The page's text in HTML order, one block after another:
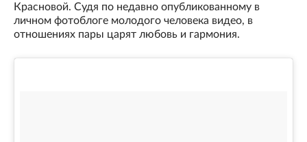
Красновой. Судя по недавно опубликованному в
личном фотоблоге молодого человека видео, в
отношениях пары царят любовь и гармония.